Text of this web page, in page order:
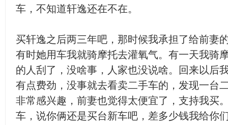
车，不知道轩逸还在不在。
买轩逸之后两三年吧，那时候我承担了给前妻
有时她用车我就骑摩托去灌氧气。有一天我骑
的人刮了，没啥事，人家也没说啥。回来以后
有点费劲，没事就去看卖二手车的，发现一台
非常感兴趣，前妻也觉得太便宜了，支持我买
车，说你俩还是买台新车吧，差多少钱我给你